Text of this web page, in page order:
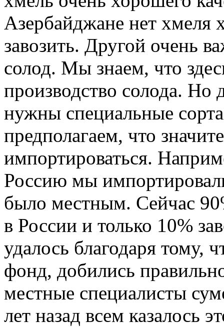
Азербайджане нет хмеля
завозить. Другой очень
солод. Мы знаем, что
производство солода.
нужны специальные
предполагаем, что
импортироваться.
Россию мы
было местным. Сейчас
в России и только 10%
удалось благодаря тому,
фонд, добились
местные специалисты
лет назад всем казалось